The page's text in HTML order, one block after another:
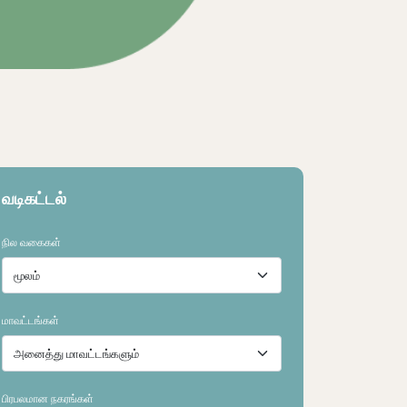
வடிகட்டல்
நில வகைகள்
மாவட்டங்கள்
பிரபலமான நகரங்கள்